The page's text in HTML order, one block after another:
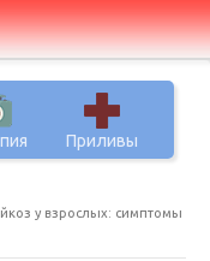
Приливы
у взрослых: симптомы